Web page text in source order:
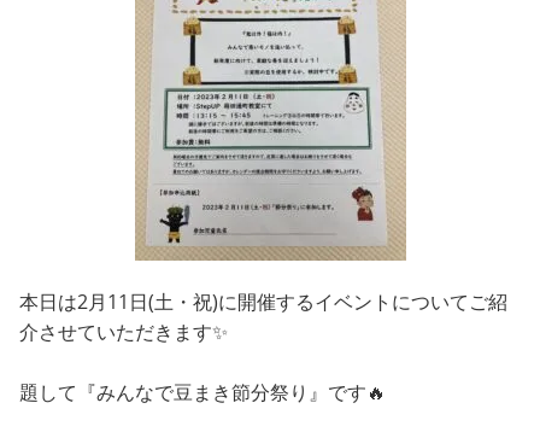
本日は2月11日(土・祝)に開催するイベントについてご紹
介させていただきます✨
題して『みんなで豆まき節分祭り』です🔥